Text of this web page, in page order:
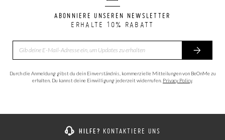
ABONNIERE UNSEREN NEWSLETTER
ERHALTE 10% RABATT
Durch die Anmeldung gibst du dein Einverständnis, kommerzielle Mitteilungen von BeOnMe zu
erhalten. Du kannst deine Einwilligung jederzeit widerrufen. Privacy Policy.
HILFE? KONTAKTIERE UNS